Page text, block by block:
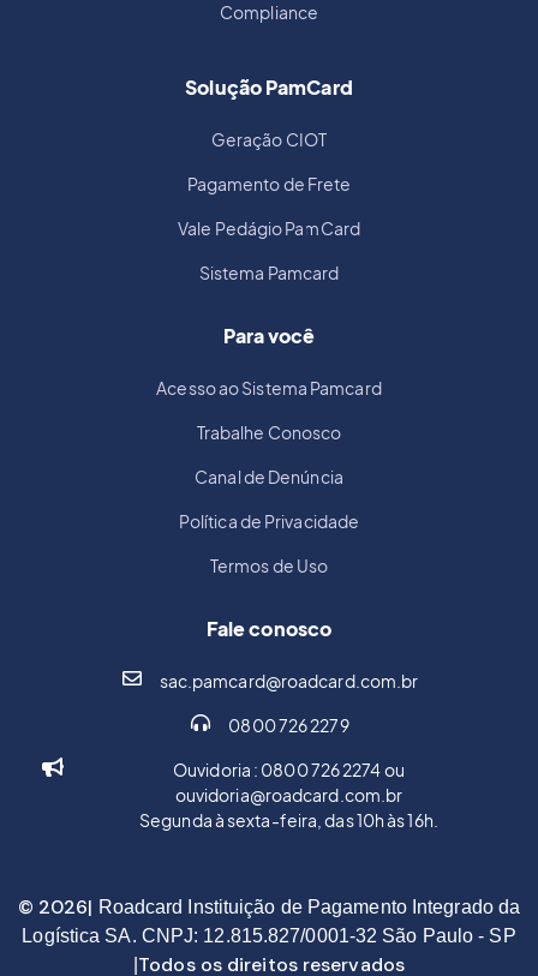
Compliance
Solução PamCard
Geração CIOT
Pagamento de Frete
Vale Pedágio PamCard
Sistema Pamcard
Para você
Acesso ao Sistema Pamcard
Trabalhe Conosco
Canal de Denúncia
Política de Privacidade
Termos de Uso
Fale conosco
sac.pamcard@roadcard.com.br
0800 726 2279
Ouvidoria : 0800 726 2274 ou
ouvidoria@roadcard.com.br
Segunda à sexta-feira, das 10h às 16h.
© 2026| Roadcard Instituição de Pagamento Integrado da
Logística SA. CNPJ: 12.815.827/0001-32 São Paulo - SP
Todos os direitos reservados